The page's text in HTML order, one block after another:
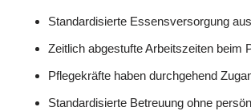
Standardisierte Essensversorgung
Zeitlich abgestufte Arbeitszeiten beim
Pflegekräfte haben durchgehend
Standardisierte Betreuung ohne